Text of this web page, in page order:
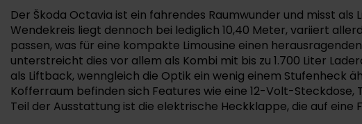
Der Škoda Octavia ist ein fahrendes Raumwunder und misst als
Wendekreis liegt dennoch bei lediglich 10,40 Meter, variiert
passen, was für eine kompakte Limousine einen
unterstreicht dies vor allem als Kombi mit bis zu 1.700 Liter
als Liftback, wenngleich die Optik ein wenig einem Stufenheck
Kofferraum befinden sich Features wie eine 12-Volt-
Teil der Ausstattung ist die elektrische Heckklappe, die auf eine